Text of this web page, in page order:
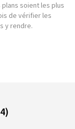
soient les plus
de vérifier les
y rendre.